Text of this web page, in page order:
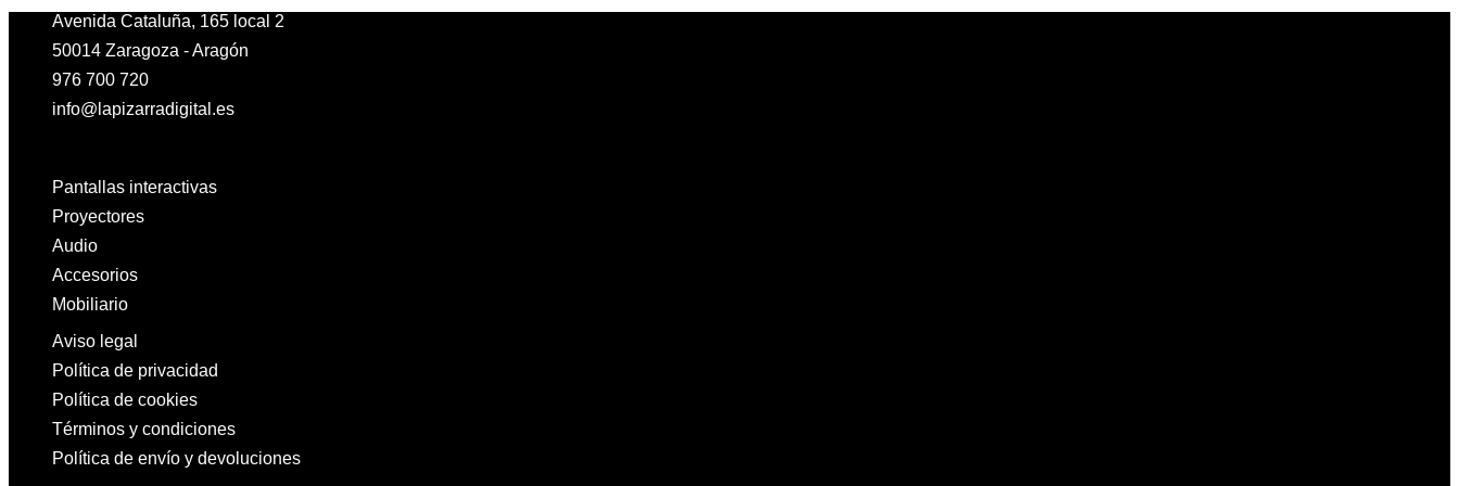
Avenida Cataluña, 165 local 2
50014 Zaragoza - Aragón
976 700 720
info@lapizarradigital.es
Pantallas interactivas
Proyectores
Audio
Accesorios
Mobiliario
Aviso legal
Política de privacidad
Política de cookies
Términos y condiciones
Política de envío y devoluciones